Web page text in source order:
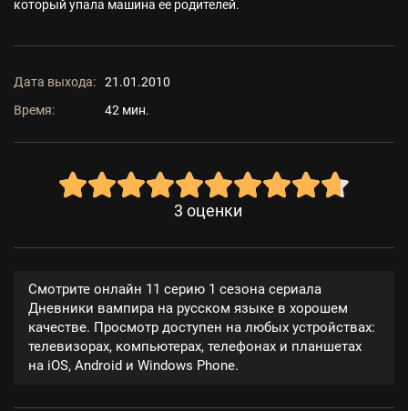
который упала машина ее родителей.
Дата выхода:
21.01.2010
Время:
42 мин.
3 оценки
Смотрите онлайн 11 серию 1 сезона сериала
Дневники вампира на русском языке в хорошем
качестве. Просмотр доступен на любых устройствах:
телевизорах, компьютерах, телефонах и планшетах
на iOS, Android и Windows Phone.